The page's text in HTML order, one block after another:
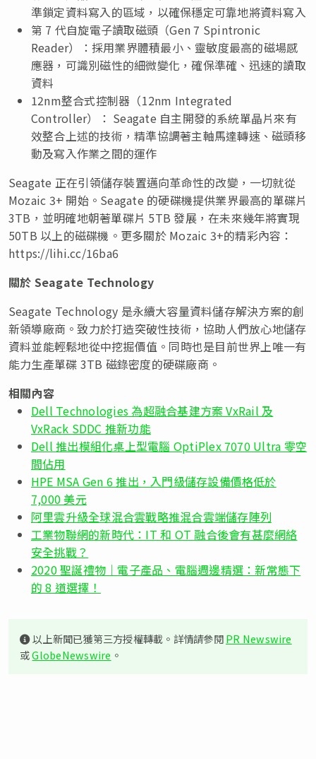
準鎖定資料寫入的區域，以確保穩定可靠地將資料寫入
第 7 代自旋電子讀取磁頭（Gen 7 Spintronic
Reader）：採用業界體積最小、靈敏度最高的磁場感
應器，可識別磁性的細微變化，確保準確、迅速的讀取
資料
12nm整合式控制器（12nm Integrated
Controller）： Seagate 自主開發的系統單晶片來有
效整合上述的技術，精準協調著主軸馬達轉速、磁頭移
動及寫入作業之間的運作
Seagate 正在引領儲存裝置邁向革命性的改變，一切就從
Mozaic 3+ 開始。Seagate 的硬碟機提供業界最高的單碟片
3TB，並明確地朝著單碟片 5TB 發展，在未來幾年將實現
50TB 以上的磁碟機。更多關於 Mozaic 3+的精彩內容：
https://lihi.cc/16ba6
關於 Seagate Technology
Seagate Technology 是永續大容量資料儲存解決方案的創
新領導廠商。致力於打造突破性技術，協助人們放心地儲存
資料並能輕鬆地從中挖掘價值。同時也是目前世界上唯一有
能力生產單碟 3TB 磁錄密度的硬碟廠商。
相關內容
Dell Technologies 為超融合基建方案 VxRail 及
VxRack SDDC 推新功能
Dell 推出模組化桌上型電腦 OptiPlex 7070 Ultra 零空
間佔用
HPE MSA Gen 6 推出，入門級儲存設備價格低於
7,000 美元
阿里雲升級全球混合雲戰略推混合雲端儲存陣列
工業物聯網的新時代：IT 和 OT 融合後會有甚麼網絡
安全挑戰？
2020 聖誕禮物｜電子產品、電腦週邊精選：新常態下
的 8 道選擇！
以上新聞已獲第三方授權轉載。詳情請參閱PR Newswire
或GlobeNewswire 。